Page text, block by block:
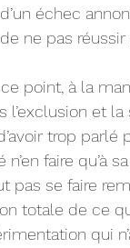
échec
ne pas
point, à la
et la
trop parlé
faire qu’à
pas se faire
totale de ce
qui